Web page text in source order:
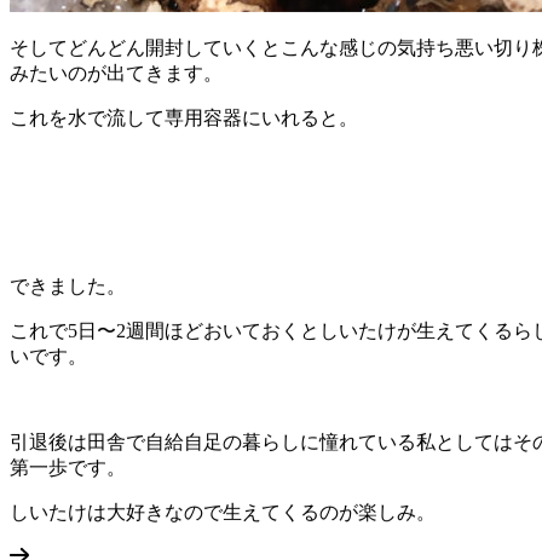
そしてどんどん開封していくとこんな感じの気持ち悪い切り
みたいのが出てきます。
これを水で流して専用容器にいれると。
できました。
これで5日〜2週間ほどおいておくとしいたけが生えてくるら
いです。
引退後は田舎で自給自足の暮らしに憧れている私としてはそ
第一歩です。
しいたけは大好きなので生えてくるのが楽しみ。